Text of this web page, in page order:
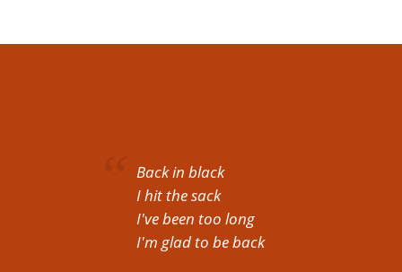
Back in black
I hit the sack
I've been too long
I'm glad to be back